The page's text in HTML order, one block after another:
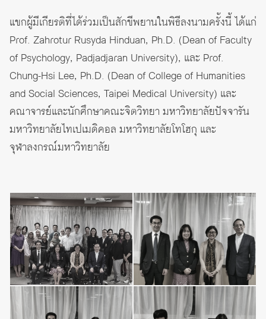
แขกผู้มีเกียรติที่ได้ร่วมเป็นสักขีพยานในพิธีลงนามครั้งนี้ ได้แก่
Prof. Zahrotur Rusyda Hinduan, Ph.D. (Dean of Faculty
of Psychology, Padjadjaran University), และ Prof.
Chung-Hsi Lee, Ph.D. (Dean of College of Humanities
and Social Sciences, Taipei Medical University) และ
คณาจารย์และนักศึกษาคณะจิตวิทยา มหาวิทยาลัยปัจจารัน
มหาวิทยาลัยไทเปเมดิคอล มหาวิทยาลัยโทโฮกุ และ
จุฬาลงกรณ์มหาวิทยาลัย